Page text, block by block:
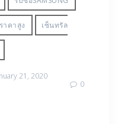
าคาสูง เซ็นทรัล
21, 2020
0